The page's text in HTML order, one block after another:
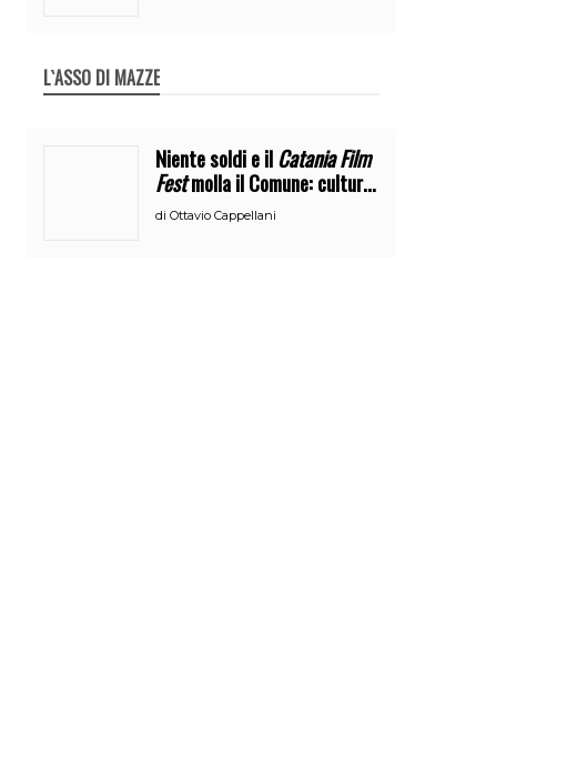
L`ASSO DI MAZZE
Niente soldi e ilCatania Film
Festmolla il Comune: cultura
o broru di ciciri?
di Ottavio Cappellani